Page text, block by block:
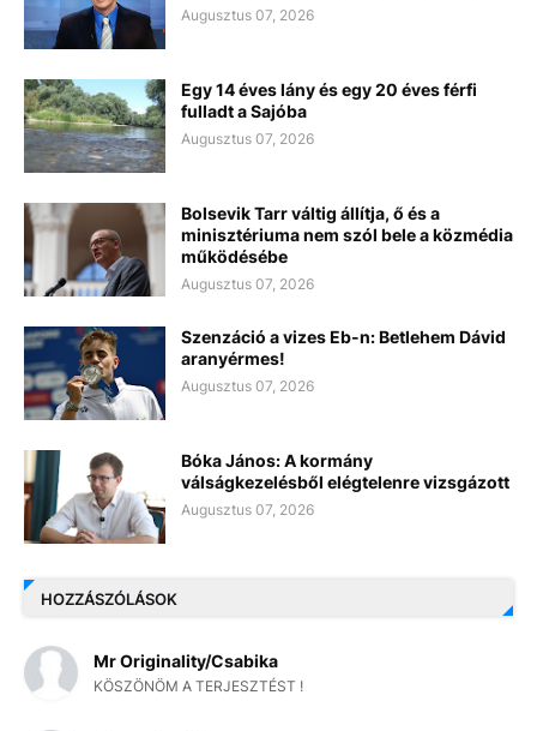
Augusztus 07, 2026
Egy 14 éves lány és egy 20 éves férfi
fulladt a Sajóba
Augusztus 07, 2026
Bolsevik Tarr váltig állítja, ő és a
minisztériuma nem szól bele a közmédia
működésébe
Augusztus 07, 2026
Szenzáció a vizes Eb-n: Betlehem Dávid
aranyérmes!
Augusztus 07, 2026
Bóka János: A kormány
válságkezelésből elégtelenre vizsgázott
Augusztus 07, 2026
HOZZÁSZÓLÁSOK
Mr Originality/Csabika
KÖSZÖNÖM A TERJESZTÉST !